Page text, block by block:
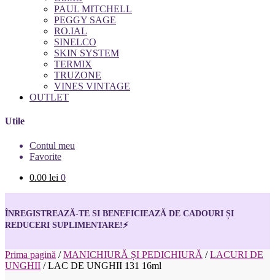
PAUL MITCHELL
PEGGY SAGE
RO.IAL
SINELCO
SKIN SYSTEM
TERMIX
TRUZONE
VINES VINTAGE
OUTLET
Utile
Contul meu
Favorite
0.00 lei 0
ÎNREGISTREAZĂ-TE SI BENEFICIEAZĂ DE CADOURI ȘI
REDUCERI SUPLIMENTARE!⚡
Prima pagină /MANICHIURĂ ȘI PEDICHIURĂ /LACURI DE
UNGHII /LAC DE UNGHII 131 16ml